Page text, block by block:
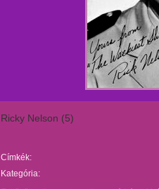
Ricky Nelson (5)
Címkék:
Kategória: